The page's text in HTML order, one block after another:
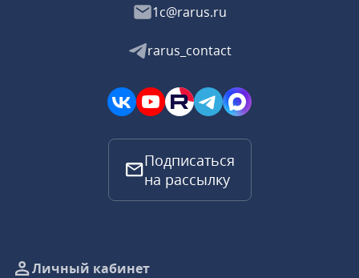
1c@rarus.ru
rarus_contact
Подписаться
на рассылку
Личный кабинет